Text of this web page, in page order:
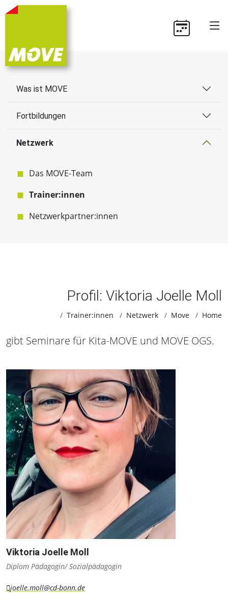
Was ist MOVE
Fortbildungen
Netzwerk
Das MOVE-Team
Trainer:innen
Netzwerkpartner:innen
Profil: Viktoria Joelle Moll
Trainer:innen Netzwerk Move Home
gibt Seminare für Kita-MOVE und MOVE OGS.
Viktoria Joelle Moll
Diplom Pädagogin/ Sozialpädagogin
joelle.moll@cd-bonn.de